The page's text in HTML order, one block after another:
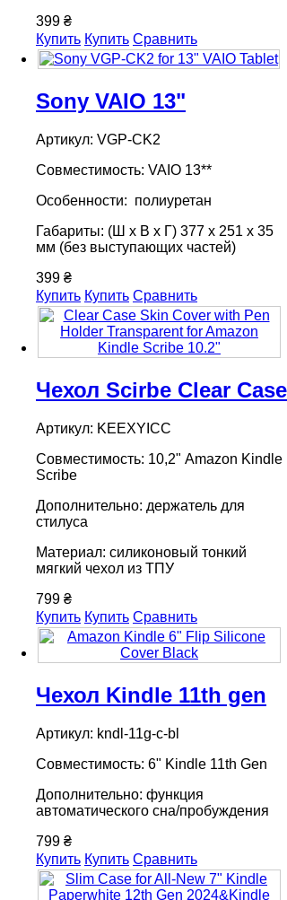
399 ₴
Купить Купить Сравнить
Sony VAIO 13"
Артикул: VGP-CK2
Совместимость: VAIO 13**
Особенности: полиуретан
Габариты: (Ш x В x Г) 377 x 251 x 35
мм (без выступающих частей)
399 ₴
Купить Купить Сравнить
Чехол Scirbe Clear Case
Артикул: KEEXYICC
Совместимость: 10,2" Amazon Kindle
Scribe
Дополнительно: держатель для
стилуса
Материал: силиконовый тонкий
мягкий чехол из ТПУ
799 ₴
Купить Купить Сравнить
Чехол Kindle 11th gen
Артикул: kndl-11g-c-bl
Совместимость: 6" Kindle 11th Gen
Дополнительно: функция
автоматического сна/пробуждения
799 ₴
Купить Купить Сравнить